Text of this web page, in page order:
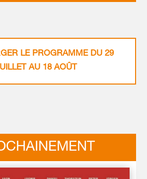
LE PROGRAMME DU 29
AU 18 AOÛT